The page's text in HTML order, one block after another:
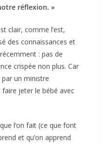
réflexion. »
clair, comme l’est,
des connaissances et
: pas de
crispée non plus. Car
par un ministre
jeter le bébé avec
l’on fait (ce que font
et qu’on apprend